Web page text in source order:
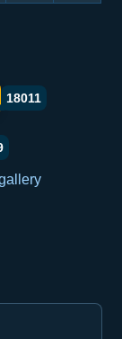
18011
orqali ulashish